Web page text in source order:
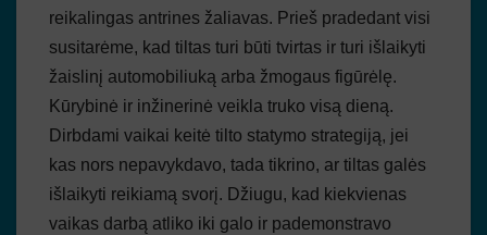
reikalingas antrines žaliavas. Prieš pradedant visi
susitarėme, kad tiltas turi būti tvirtas ir turi išlaikyti
žaislinį automobiliuką arba žmogaus figūrėlę.
Kūrybinė ir inžinerinė veikla truko visą dieną.
Dirbdami vaikai keitė tilto statymo strategiją, jei
kas nors nepavykdavo, tada tikrino, ar tiltas galės
išlaikyti reikiamą svorį. Džiugu, kad kiekvienas
vaikas darbą atliko iki galo ir pademonstravo